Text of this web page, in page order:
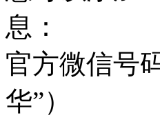
息：
官方微信号
华”）